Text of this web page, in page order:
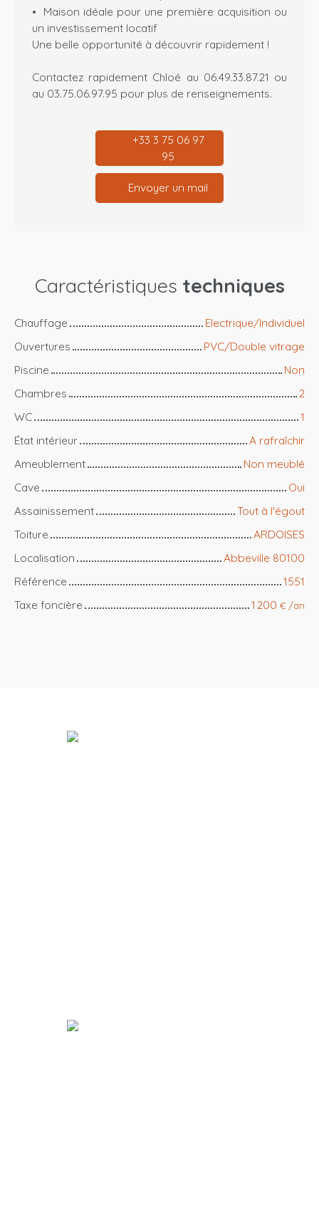
Maison idéale pour une première acquisition ou
un investissement locatif
Une belle opportunité à découvrir rapidement !
Contactez rapidement Chloé au 06.49.33.87.21 ou
au 03.75.06.97.95 pour plus de renseignements.
+33 3 75 06 97
95
Envoyer un mail
Caractéristiques techniques
Chauffage
Electrique/Individuel
Ouvertures
PVC/Double vitrage
Piscine
Non
Chambres
2
WC
1
État intérieur
A rafraîchir
Ameublement
Non meublé
Cave
Oui
Assainissement
Tout à l'égout
Toiture
ARDOISES
Localisation
Abbeville 80100
Référence
1551
Taxe foncière
1 200 € /an